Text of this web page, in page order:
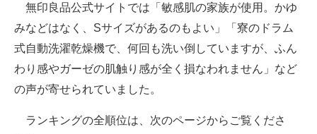
無印良品公式サイトでは「敏感肌の家族が使用。かゆ
みなどはなく、Sサイズがあるのもよい」「寮のドラム
式自動洗濯乾燥機で、何回も洗い倒していますが、ふん
わり感やガーゼの肌触り感が全く損なわれません」など
の声が寄せられていました。
ランキングの全順位は、次のページからご覧くださ